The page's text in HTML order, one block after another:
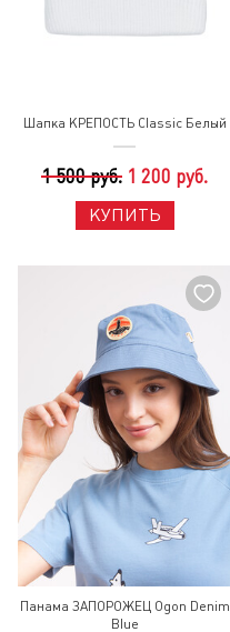
Шапка КРЕПОСТЬ Classic Белый
1 500 руб. 1 200 руб.
КУПИТЬ
Панама ЗАПОРОЖЕЦ Ogon Denim
Blue